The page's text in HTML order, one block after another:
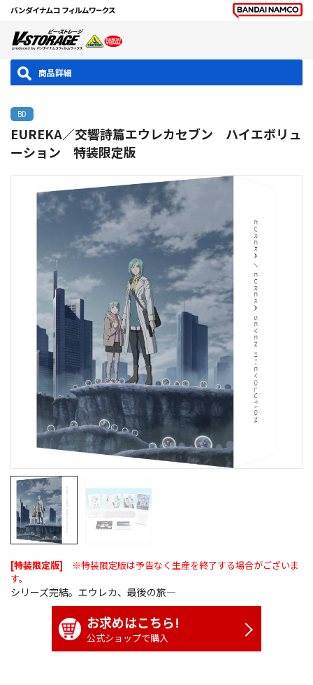
商品詳細
BD
EUREKA／交響詩篇エウレカセブン ハイエボリュ
ーション 特装限定版
[特装限定版]
※特装限定版は予告なく生産を終了する場合がございま
す。
シリーズ完結。エウレカ、最後の旅―
お求めはこちら!
公式ショップで購入